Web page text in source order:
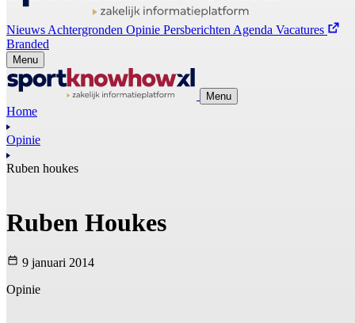
Nieuws Achtergronden Opinie Persberichten Agenda Vacatures
Branded
Menu
Menu
Home
Opinie
Ruben houkes
Ruben Houkes
9 januari 2014
Opinie